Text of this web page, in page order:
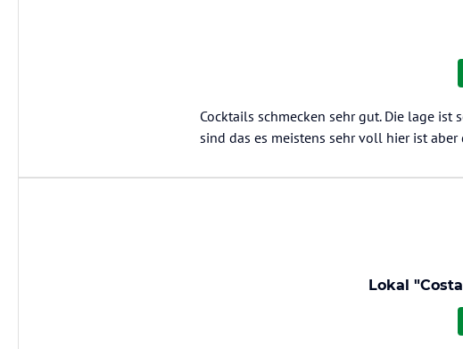
Cocktails schmecken sehr gut. Die lage
sind das es meistens sehr voll hier ist
Lokal